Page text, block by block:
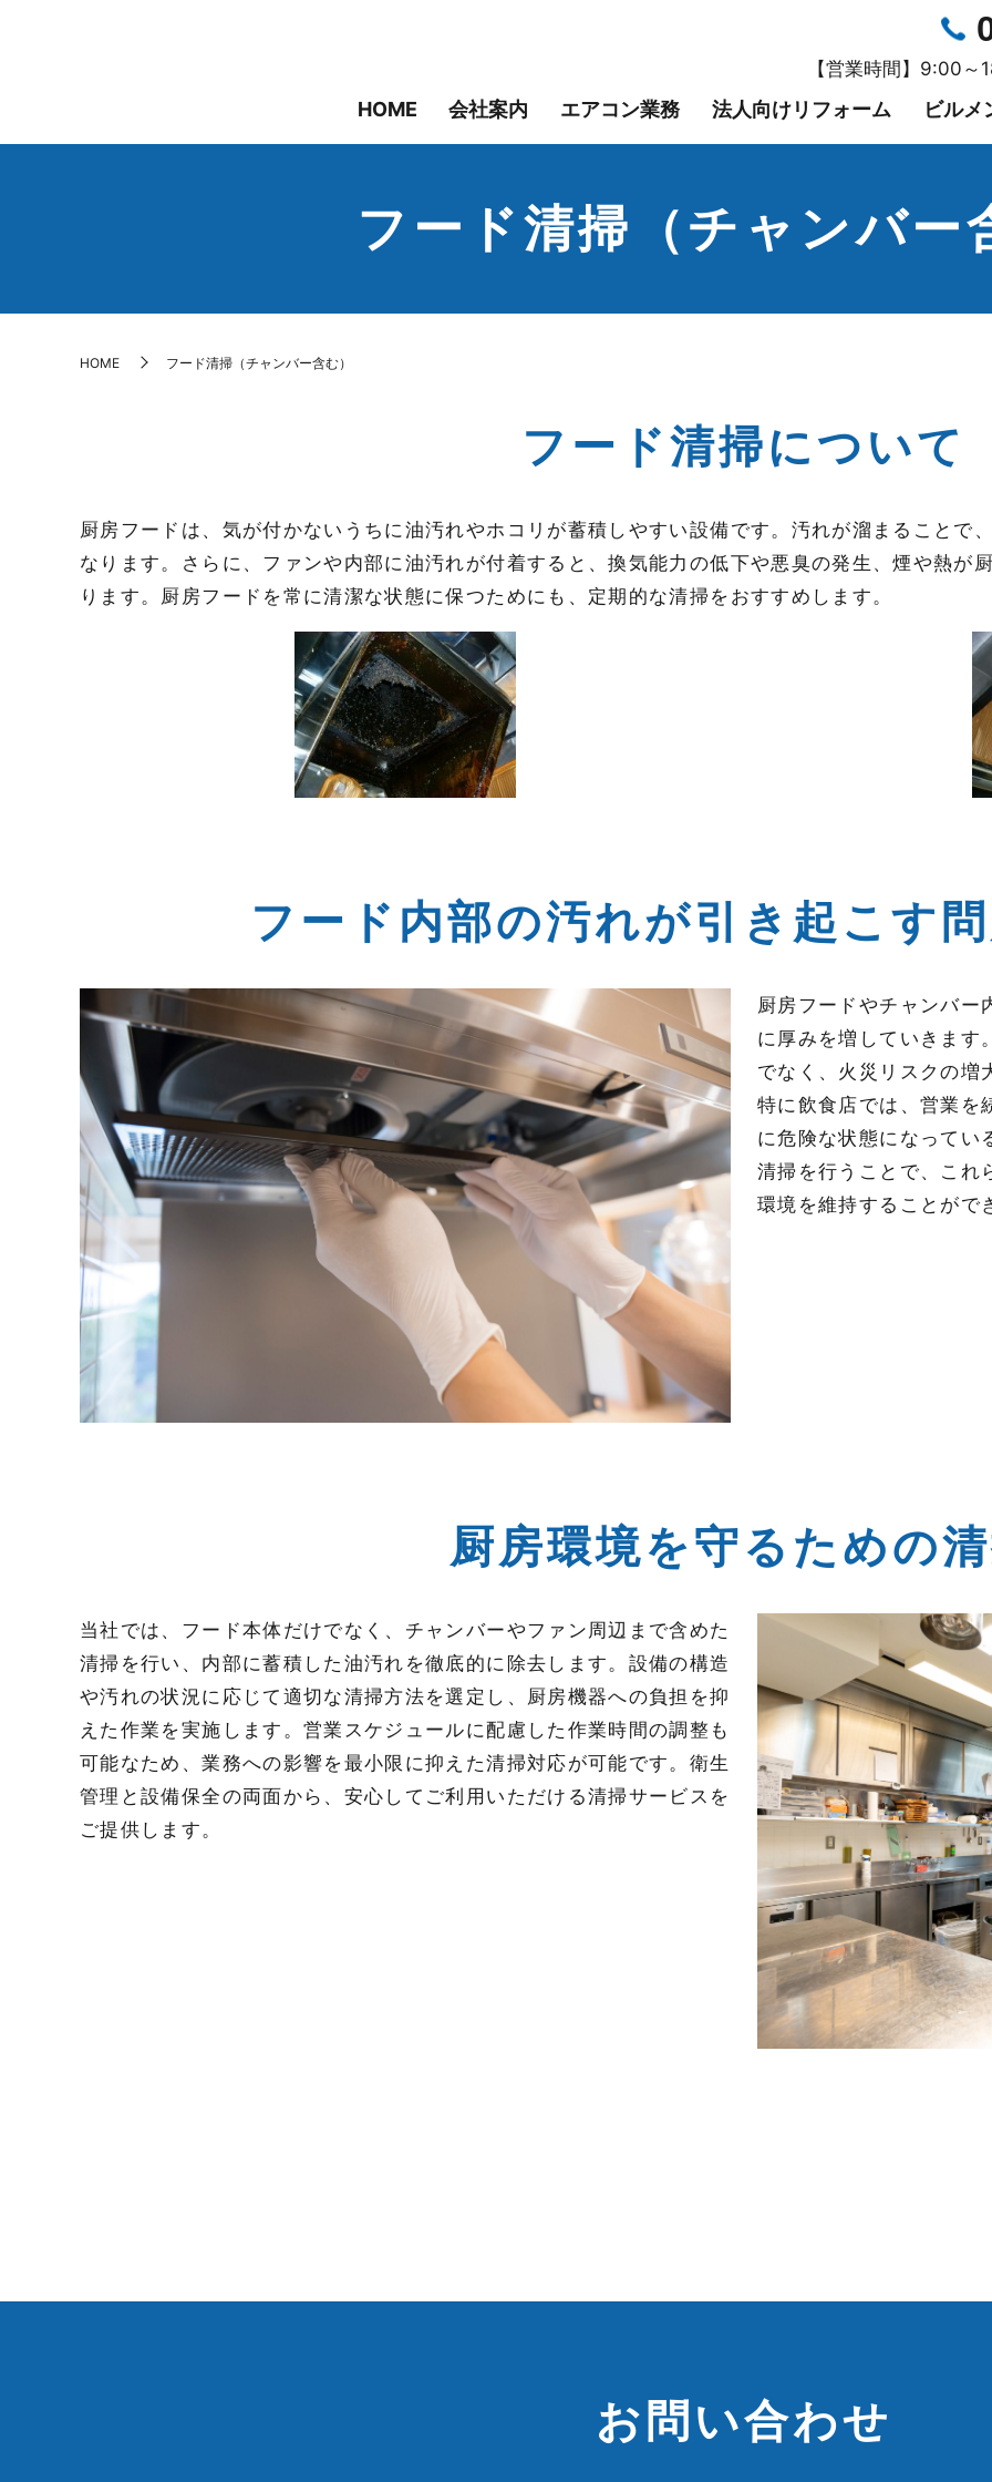
HOME 会社案内 エアコン業務 法人向けリフォーム ビルメ
【営業時間】9:00
フード清掃（チャンバー
HOME フード清掃（チャンバー含む）
フード清掃について
厨房フードは、気が付かないうちに油汚れやホコリが蓄積しやすい設備です。汚れが溜まることで
なります。さらに、ファンや内部に油汚れが付着すると、換気能力の低下や悪臭の発生、煙や熱が
ります。厨房フードを常に清潔な状態に保つためにも、定期的な清掃をおすすめします。
フード内部の汚れが引き起こす
厨房フードやチャンバー
に厚みを増していきます
でなく、火災リスクの増
特に飲食店では、営業を
に危険な状態になってい
清掃を行うことで、これ
環境を維持することがで
厨房環境を守るための
当社では、フード本体だけでなく、チャンバーやファン周辺まで含めた
清掃を行い、内部に蓄積した油汚れを徹底的に除去します。設備の構造
や汚れの状況に応じて適切な清掃方法を選定し、厨房機器への負担を抑
えた作業を実施します。営業スケジュールに配慮した作業時間の調整も
可能なため、業務への影響を最小限に抑えた清掃対応が可能です。衛生
管理と設備保全の両面から、安心してご利用いただける清掃サービスを
ご提供します。
お問い合わせ